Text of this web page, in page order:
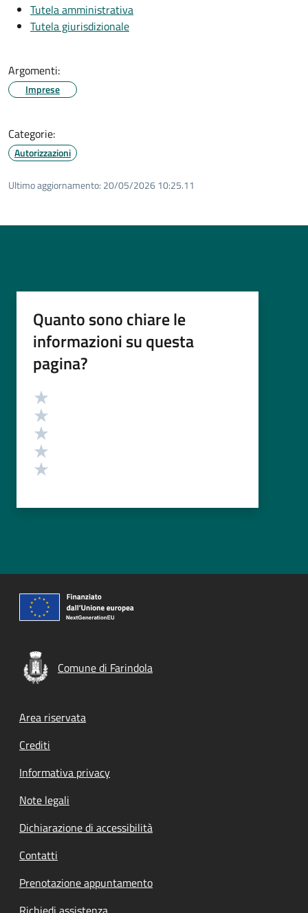
Tutela amministrativa
Tutela giurisdizionale
Argomenti:
Imprese
Categorie:
Autorizzazioni
Ultimo aggiornamento: 20/05/2026 10:25.11
Quanto sono chiare le
informazioni su questa
pagina?
Valutazione
Comune di Farindola
Footer menu
Area riservata
Crediti
Informativa privacy
Note legali
Dichiarazione di accessibilità
Contatti
Prenotazione appuntamento